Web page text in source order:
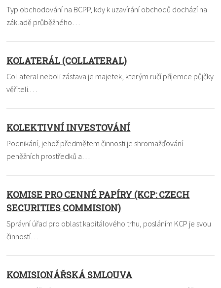
Typ obchodování na BCPP, kdy k uzavírání obchodů dochází na
základě průběžného…
KOLATERÁL (COLLATERAL)
Collateral neboli zástava je majetek, kterým ručí příjemce půjčky
věřiteli.…
KOLEKTIVNÍ INVESTOVÁNÍ
Podnikání, jehož předmětem činnosti je shromažďování
peněžních prostředků a…
KOMISE PRO CENNÉ PAPÍRY (KCP: CZECH
SECURITIES COMMISION)
Správní úřad pro oblast kapitálového trhu, posláním KCP je svou
činností…
KOMISIONÁŘSKÁ SMLOUVA